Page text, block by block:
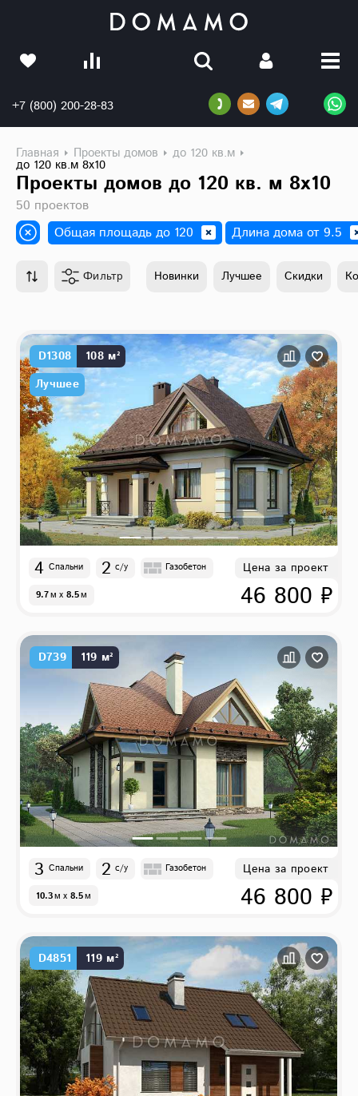
+7 (800) 200-28-83
Главная Проекты домов до 120 кв.м
до 120 кв.м 8х10
Проекты домов до 120 кв. м 8х10
50 проектов
Общая площадь до 120
Длина дома от 9.5
Фильтр Новинки Лучшее Скидки
D1308
108 м²
Лучшее
4 Спальни 2 с/у Газобетон
9.7м x 8.5м
Цена за проект
46 800 ₽
D739 119 м²
3 Спальни 2 с/у Газобетон
10.3м x 8.5м
Цена за проект
46 800 ₽
D4851 119 м²